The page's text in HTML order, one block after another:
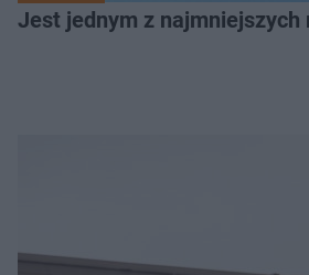
Jest jednym z najmniejszych